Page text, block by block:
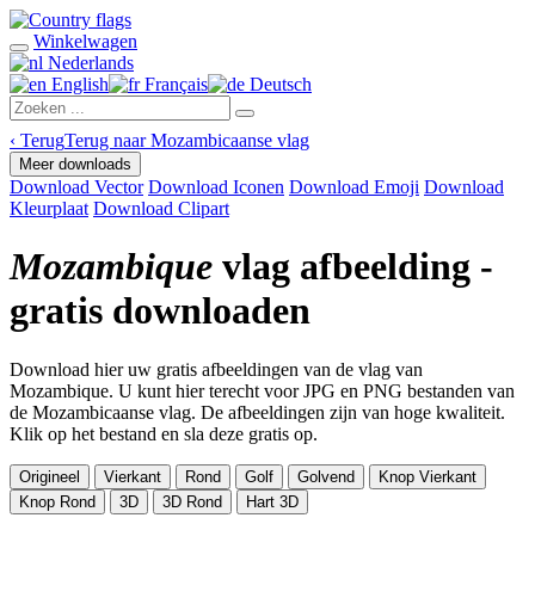
Winkelwagen
Nederlands
English
Français Deutsch
‹ TerugTerug naar Mozambicaanse vlag
Meer downloads
Download Vector Download Iconen Download Emoji Download
Kleurplaat Download Clipart
Mozambique vlag afbeelding -
gratis downloaden
Download hier uw gratis afbeeldingen van de vlag van
Mozambique. U kunt hier terecht voor JPG en PNG bestanden van
de Mozambicaanse vlag. De afbeeldingen zijn van hoge kwaliteit.
Klik op het bestand en sla deze gratis op.
Origineel Vierkant Rond Golf Golvend
Knop Vierkant
Knop Rond
3D 3D Rond Hart 3D